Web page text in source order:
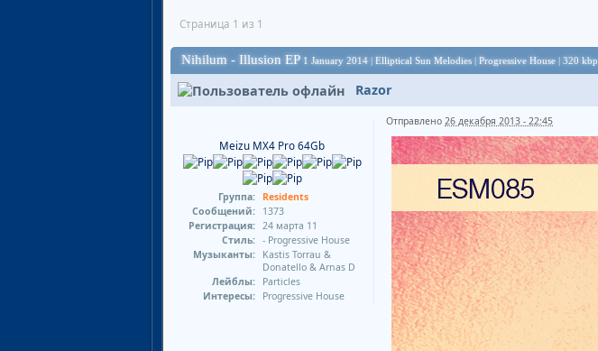
Страница 1 из 1
Nihilum - Illusion EP 1 January 2014 | Elliptical Sun Melodies | Progressive House | 320 kbp
Razor
Meizu MX4 Pro 64Gb
Группа:
Residents
Сообщений:
1373
Регистрация:
24 марта 11
Стиль:
- Progressive House
Музыканты:
Kastis Torrau &
Donatello & Arnas D
Лейблы:
Particles
Интересы:
Progressive House
Отправлено 26 декабря 2013 - 22:45